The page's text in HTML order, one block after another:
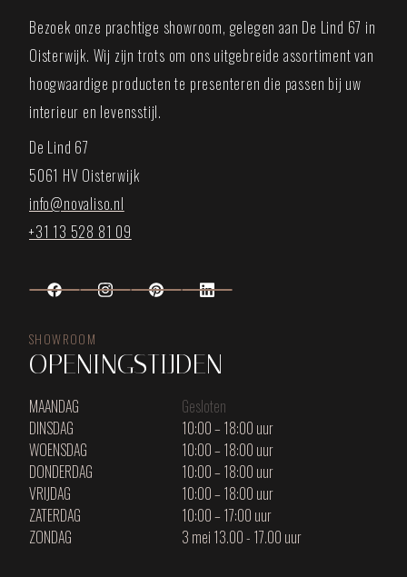
Bezoek onze prachtige showroom, gelegen aan De Lind 67 in
Oisterwijk. Wij zijn trots om ons uitgebreide assortiment van
hoogwaardige producten te presenteren die passen bij uw
interieur en levensstijl.
De Lind 67
5061 HV Oisterwijk
info@novaliso.nl
+31 13 528 81 09
SHOWROOM
OPENINGSTIJDEN
MAANDAG
Gesloten
DINSDAG
10:00 – 18:00 uur
WOENSDAG
10:00 – 18:00 uur
DONDERDAG
10:00 – 18:00 uur
VRIJDAG
10:00 – 18:00 uur
ZATERDAG
10:00 – 17:00 uur
ZONDAG
3 mei 13.00 - 17.00 uur